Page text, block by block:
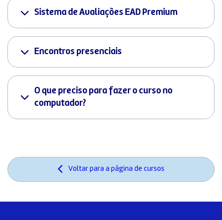
Sistema de Avaliações EAD Premium
Encontros presenciais
O que preciso para fazer o curso no
computador?
Voltar para a página de cursos